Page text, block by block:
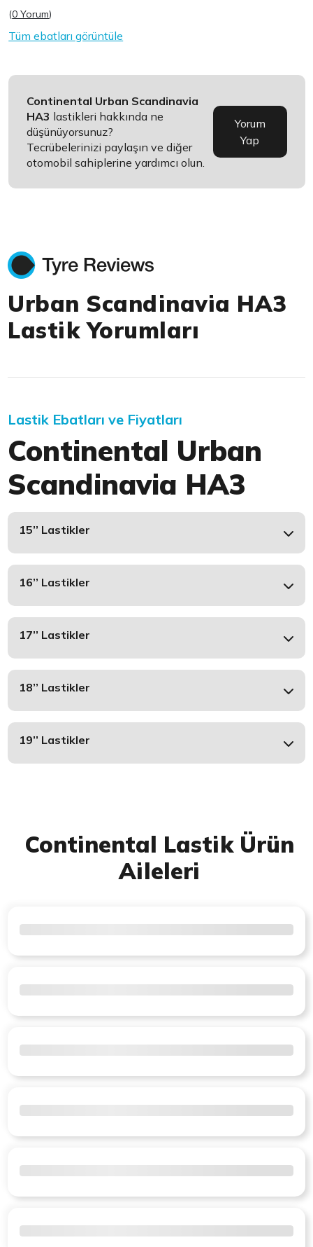
(0 Yorum)
Tüm ebatları görüntüle
Continental Urban Scandinavia
HA3 lastikleri hakkında ne
düşünüyorsunuz?
Tecrübelerinizi paylaşın ve diğer
otomobil sahiplerine yardımcı olun.
Yorum
Yap
Urban Scandinavia HA3
Lastik Yorumları
Lastik Ebatları ve Fiyatları
Continental Urban
Scandinavia HA3
15’’ Lastikler
16’’ Lastikler
17’’ Lastikler
18’’ Lastikler
19’’ Lastikler
Continental Lastik Ürün
Aileleri